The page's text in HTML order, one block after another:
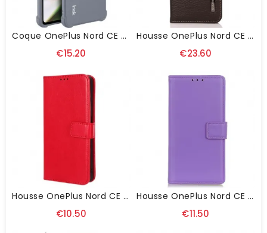
Coque OnePlus Nord CE 3 Lite 5G Silicone Mat Airbags Imak
€15.20
Housse OnePlus Nord CE 3 Lite 5G Cuir Litchi KHAZNEH
€23.60
Housse OnePlus Nord CE 3 Lite 5G Simili Cuir À Lanière
€10.50
Housse OnePlus Nord CE 3 Lite 5G Simili Cuir
€11.50